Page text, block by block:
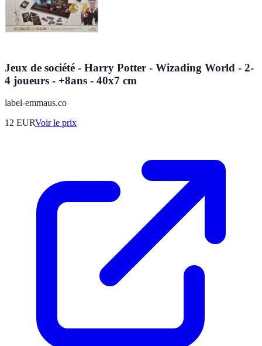
Jeux de société - Harry Potter - Wizading World - 2-
4 joueurs - +8ans - 40x7 cm
label-emmaus.co
12 EURVoir le prix